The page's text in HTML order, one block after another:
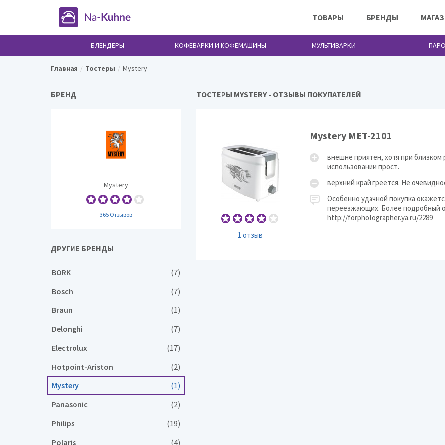
ТОВАРЫ БРЕНДЫ
БЛЕНДЕРЫ КОФЕВАРКИ И КОФЕМАШИНЫ МУЛЬТИВАРКИ
Главная Тостеры Mystery
ТОСТЕРЫ MYSTERY - ОТЗЫВЫ ПОКУПАТЕЛЕЙ
1 отзыв
Mystery MET-2101
внешне приятен, хотя при близком
использовании прост.
верхний край греется. Не
Особенно удачной покупка
переезжающих. Более подробный
http://forphotographer.ya.ru/2289
БРЕНД
Mystery
365 Отзывов
ДРУГИЕ БРЕНДЫ
BORK (7)
Bosch (7)
Braun (1)
Delonghi (7)
Electrolux (17)
Hotpoint-Ariston (2)
Mystery
(1)
Panasonic
(2)
Philips (19)
Polaris (4)